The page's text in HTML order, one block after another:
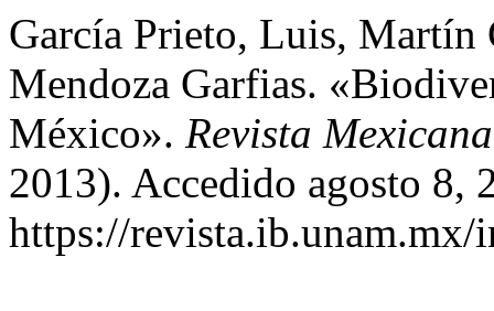
García Prieto, Luis, Martín
Mendoza Garfias.
México». Revista
2013). Accedido agosto 8,
https://